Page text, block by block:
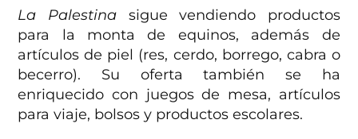
La Palestinasigue vendiendo productos
para la monta de equinos, además de
artículos de piel (res, cerdo, borrego, cabra o
becerro). Su oferta también se ha
enriquecido con juegos de mesa, artículos
para viaje, bolsos y productos escolares.